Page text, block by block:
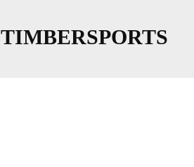
TIMBERSPORTS